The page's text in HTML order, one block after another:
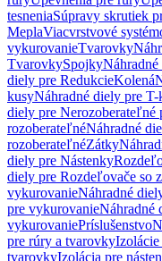
tesneniaSúpravy skrutiek
MeplaViacvrstvové
vykurovanieTvarovky
TvarovkySpojky
diely pre RedukcieKolená
kusyNáhradné diely pre T-
diely pre Nerozoberateľné
rozoberateľnéNáhradné
rozoberateľnéZátky
diely pre Nástenky
diely pre Rozdeľovače so
vykurovanieNáhradné
pre vykurovanieNáhradné
vykurovaniePríslušenstvo
pre rúry a tvarovkyIzolácie
tvarovkyIzolácia pre